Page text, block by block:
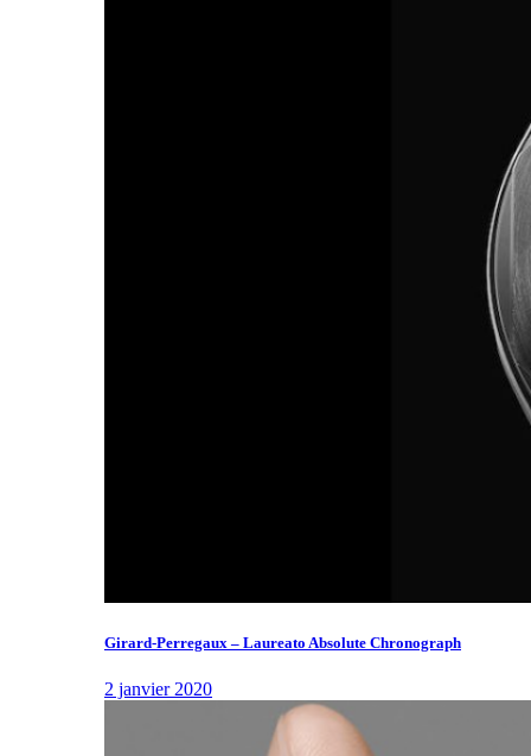
Girard-Perregaux – Laureato Absolute Chronograph
2 janvier 2020